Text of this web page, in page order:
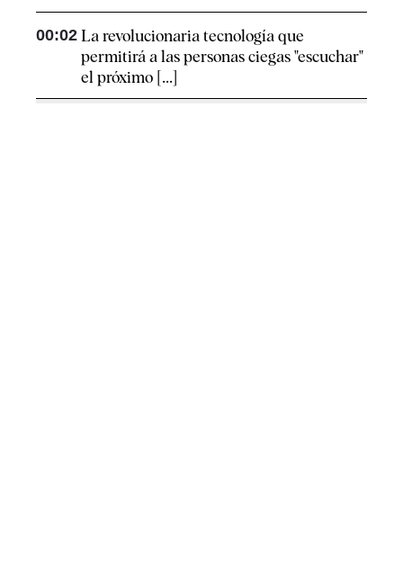
00:02 La revolucionaria tecnología que
permitirá a las personas ciegas "escuchar"
el próximo [...]